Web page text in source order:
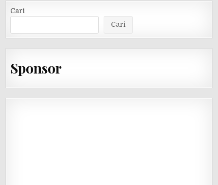
Cari
Cari
Sponsor